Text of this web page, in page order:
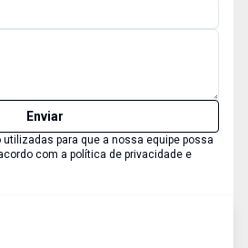
Enviar
para que a nossa equipe possa
com a política de privacidade e